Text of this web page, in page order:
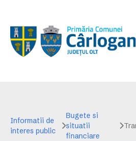
Informatii de
interes public
Bugete si
situatii
financiare